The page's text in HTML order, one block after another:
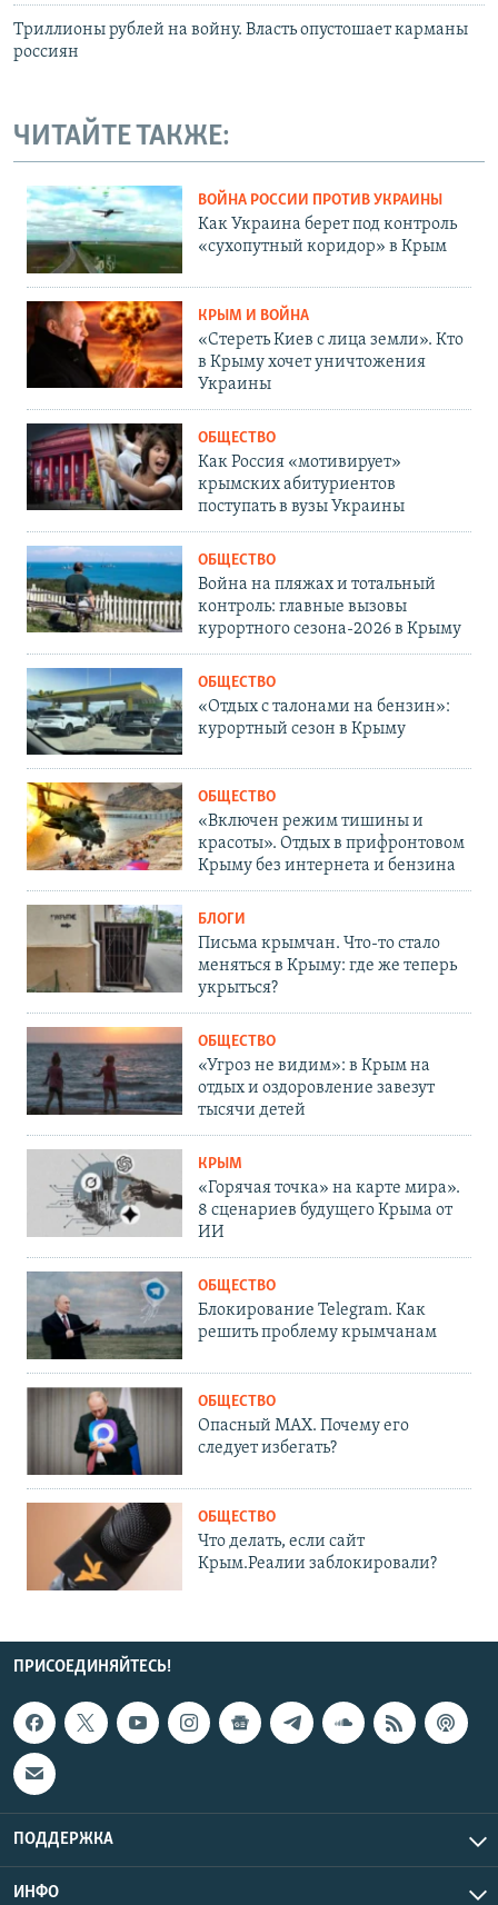
Триллионы рублей на войну. Власть опустошает карманы
россиян
ЧИТАЙТЕ ТАКЖЕ:
ВОЙНА РОССИИ ПРОТИВ УКРАИНЫ
Как Украина берет под контроль
«сухопутный коридор» в Крым
КРЫМ И ВОЙНА
«Стереть Киев с лица земли». Кто
в Крыму хочет уничтожения
Украины
ОБЩЕСТВО
Как Россия «мотивирует»
крымских абитуриентов
поступать в вузы Украины
ОБЩЕСТВО
Война на пляжах и тотальный
контроль: главные вызовы
курортного сезона-2026 в Крыму
ОБЩЕСТВО
«Отдых с талонами на бензин»:
курортный сезон в Крыму
ОБЩЕСТВО
«Включен режим тишины и
красоты». Отдых в прифронтовом
Крыму без интернета и бензина
БЛОГИ
Письма крымчан. Что-то стало
меняться в Крыму: где же теперь
укрыться?
ОБЩЕСТВО
«Угроз не видим»: в Крым на
отдых и оздоровление завезут
тысячи детей
КРЫМ
«Горячая точка» на карте мира».
8 сценариев будущего Крыма от
ИИ
ОБЩЕСТВО
Блокирование Telegram. Как
решить проблему крымчанам
ОБЩЕСТВО
Опасный MAX. Почему его
следует избегать?
ОБЩЕСТВО
Что делать, если сайт
Крым.Реалии заблокировали?
ПРИСОЕДИНЯЙТЕСЬ!
ПОДДЕРЖКА
ИНФО